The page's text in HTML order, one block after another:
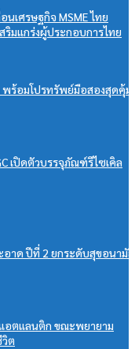
นเศรษฐกิจ MSME ไทย
ริมแกร่งผู้ประกอบการไทย
พร้อมโปรทรัพย์มือสองสุดคุ้ม
เปิดตัวบรรจุภัณฑ์รีไซเคิล
าด ปีที่ 2 ยกระดับสุขอนามัย
อตแลนติก ขณะพยายาม
วิต